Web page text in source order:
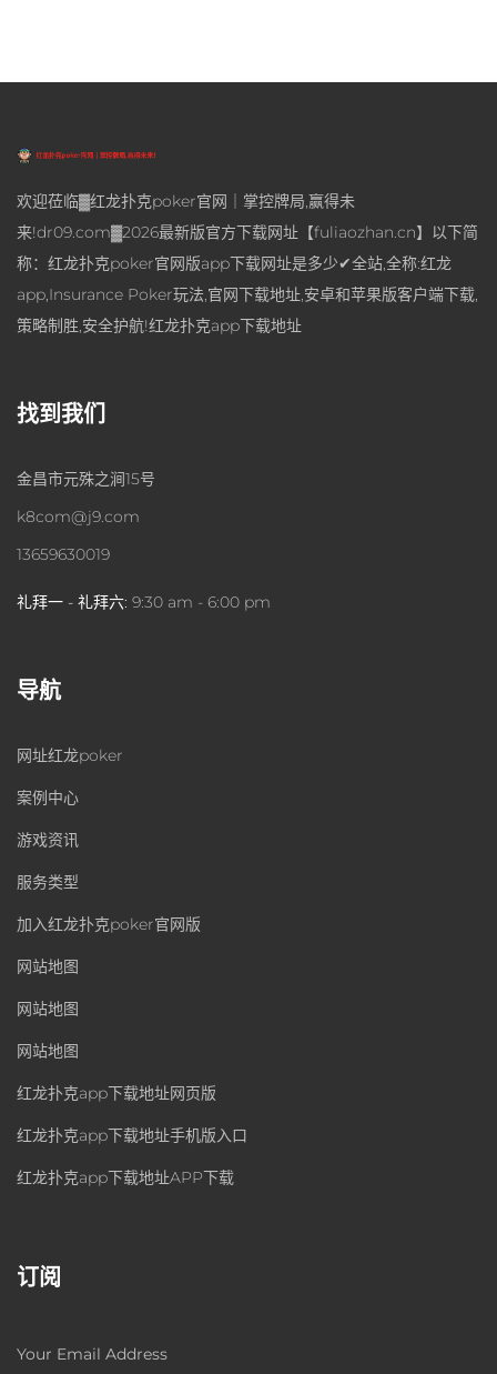
欢迎莅临▓红龙扑克poker官网｜掌控牌局,赢得未
来!dr09.com▓2026最新版官方下载网址【fuliaozhan.cn】以下简
称：红龙扑克poker官网版app下载网址是多少✔全站,全称:红龙
app,Insurance Poker玩法,官网下载地址,安卓和苹果版客户端下载,
策略制胜,安全护航!红龙扑克app下载地址
找到我们
金昌市元殊之涧15号
k8com@j9.com
13659630019
礼拜一 - 礼拜六: 9:30 am - 6:00 pm
导航
网址红龙poker
案例中心
游戏资讯
服务类型
加入红龙扑克poker官网版
网站地图
网站地图
网站地图
红龙扑克app下载地址网页版
红龙扑克app下载地址手机版入口
红龙扑克app下载地址APP下载
订阅
Your Email Address